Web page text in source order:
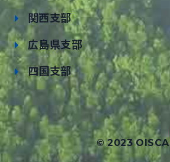
関西支部
広島県支部
四国支部
© 2023 OISCA